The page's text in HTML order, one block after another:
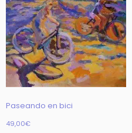
Paseando en bici
49,00€